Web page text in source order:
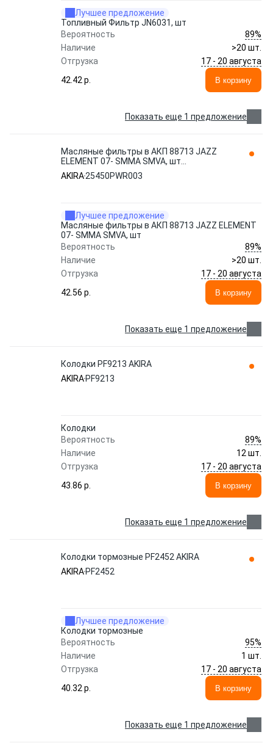
Лучшее предложение
Топливный Фильтр JN6031, шт
Вероятность
89%
Наличие
>20 шт.
Отгрузка
17 - 20 августа
42.42 p.
В корзину
Показать еще 1 предложение
Масляные фильтры в АКП 88713 JAZZ
ELEMENT 07- SMMA SMVA, шт
25450PWR003 AKIRA
AKIRA25450PWR003
Лучшее предложение
Масляные фильтры в АКП 88713 JAZZ ELEMENT
07- SMMA SMVA, шт
Вероятность
89%
Наличие
>20 шт.
Отгрузка
17 - 20 августа
42.56 p.
В корзину
Показать еще 1 предложение
Колодки PF9213 AKIRA
AKIRA PF9213
Колодки
Вероятность
89%
Наличие
12 шт.
Отгрузка
17 - 20 августа
43.86 p.
В корзину
Показать еще 1 предложение
Колодки тормозные PF2452 AKIRA
AKIRA PF2452
Лучшее предложение
Колодки тормозные
Вероятность
95%
Наличие
1 шт.
Отгрузка
17 - 20 августа
40.32 p.
В корзину
Показать еще 1 предложение